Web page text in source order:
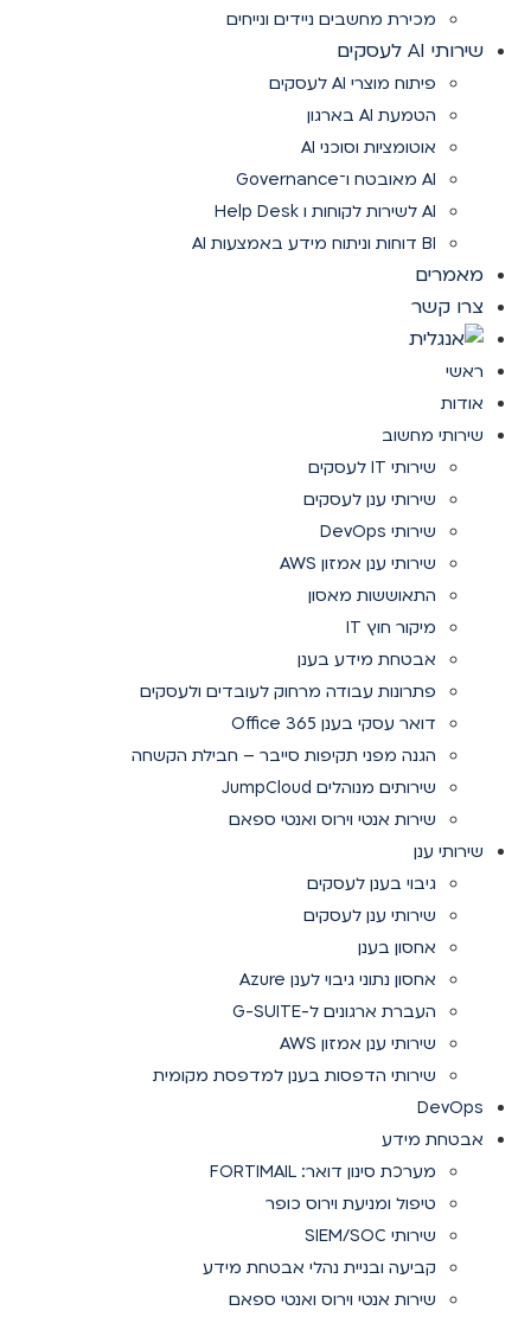
מכירת מחשבים ניידים ונייחים
שירותי AI לעסקים
פיתוח מוצרי AI לעסקים
הטמעת AI בארגון
אוטומציות וסוכני AI
AI מאובטח ו־Governance
AI לשירות לקוחות ו Help Desk
BI דוחות וניתוח מידע באמצעות AI
מאמרים
צרו קשר
ראשי
אודות
שירותי מחשוב
שירותי IT לעסקים
שירותי ענן לעסקים
שירותי DevOps
שירותי ענן אמזון AWS
התאוששות מאסון
מיקור חוץ IT
אבטחת מידע בענן
פתרונות עבודה מרחוק לעובדים ולעסקים
דואר עסקי בענן Office 365
הגנה מפני תקיפות סייבר – חבילת הקשחה
שירותים מנוהלים JumpCloud
שירות אנטי וירוס ואנטי ספאם
שירותי ענן
גיבוי בענן לעסקים
שירותי ענן לעסקים
אחסון בענן
אחסון נתוני גיבוי לענן Azure
העברת ארגונים ל-G-SUITE
שירותי ענן אמזון AWS
שירותי הדפסות בענן למדפסת מקומית
DevOps
אבטחת מידע
מערכת סינון דואר: FORTIMAIL
טיפול ומניעת וירוס כופר
שירותי SIEM/SOC
קביעה ובניית נהלי אבטחת מידע
שירות אנטי וירוס ואנטי ספאם